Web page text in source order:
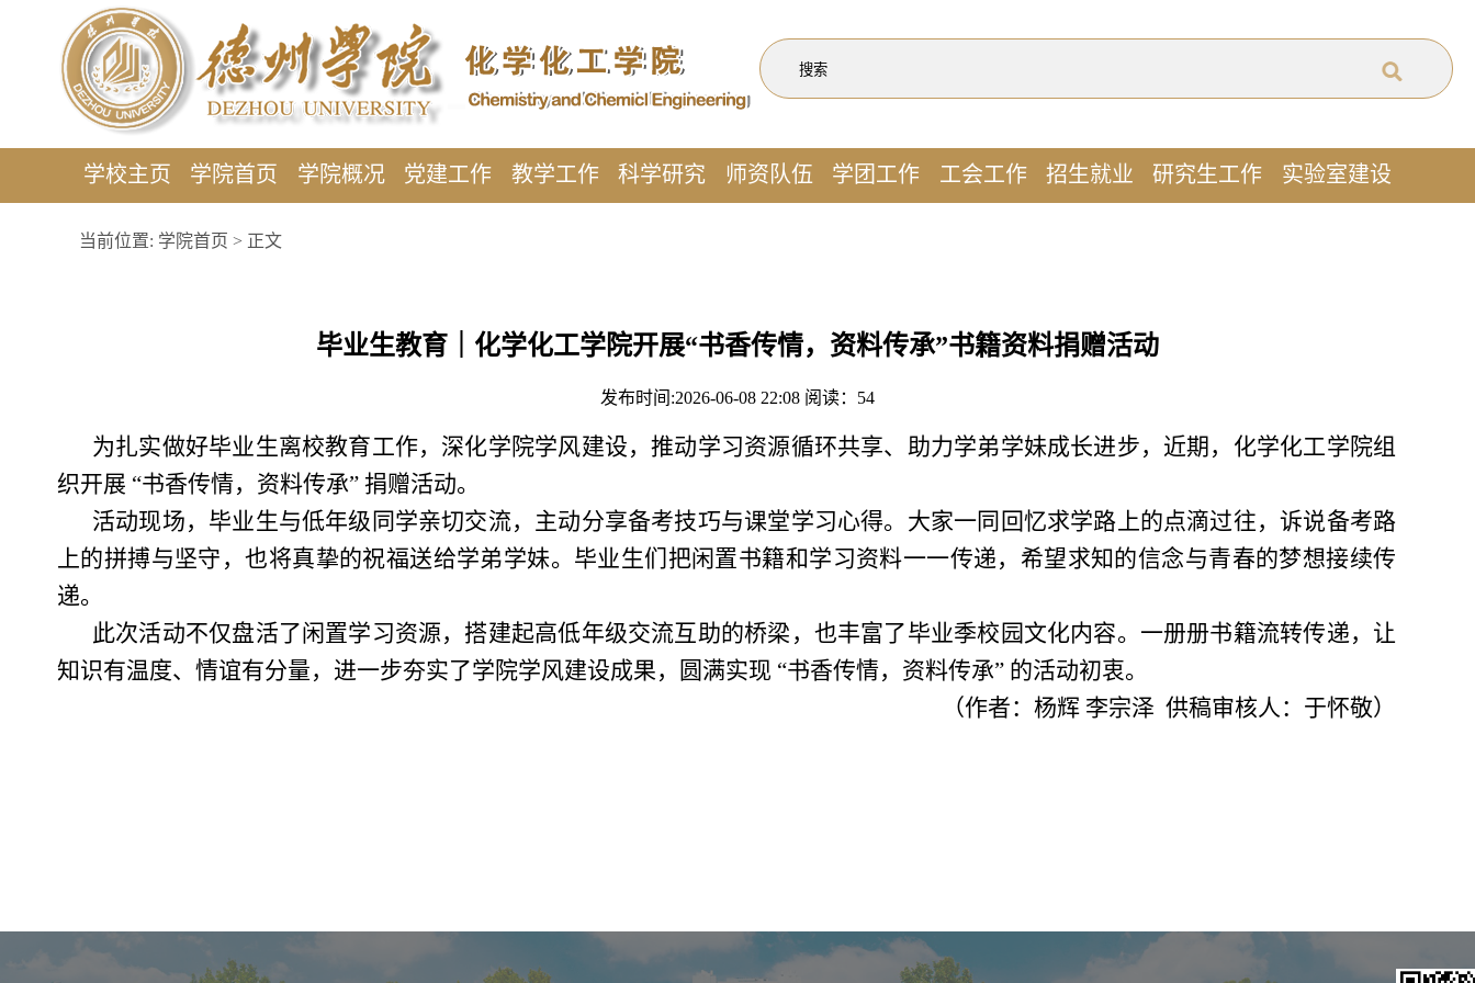
学校主页 学院首页 学院概况 党建工作 教学工作 科学研究 师资队伍 学团工作 工会工作 招生就业 研究生工作 实验室建设
当前位置: 学院首页 > 正文
毕业生教育｜化学化工学院开展“书香传情，资料传承”书籍资料捐赠活动
发布时间:2026-06-08 22:08 阅读： 54
为扎实做好毕业生离校教育工作，深化学院学风建设，推动学习资源循环共享、助力学弟学妹成长进步，近期，化学化工学院组
织开展 “书香传情，资料传承” 捐赠活动。
活动现场，毕业生与低年级同学亲切交流，主动分享备考技巧与课堂学习心得。大家一同回忆求学路上的点滴过往，诉说备考路
上的拼搏与坚守，也将真挚的祝福送给学弟学妹。毕业生们把闲置书籍和学习资料一一传递，希望求知的信念与青春的梦想接续传
递。
此次活动不仅盘活了闲置学习资源，搭建起高低年级交流互助的桥梁，也丰富了毕业季校园文化内容。一册册书籍流转传递，让
知识有温度、情谊有分量，进一步夯实了学院学风建设成果，圆满实现 “书香传情，资料传承” 的活动初衷。
（作者：杨辉 李宗泽 供稿审核人：于怀敬）